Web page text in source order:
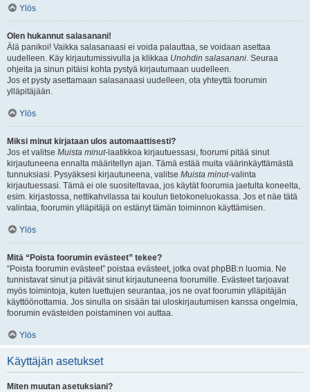
Ylös
Olen hukannut salasanani!
Älä panikoi! Vaikka salasanaasi ei voida palauttaa, se voidaan asettaa
uudelleen. Käy kirjautumissivulla ja klikkaa Unohdin salasanani. Seuraa
ohjeita ja sinun pitäisi kohta pystyä kirjautumaan uudelleen.
Jos et pysty asettamaan salasanaasi uudelleen, ota yhteyttä foorumin
ylläpitäjään.
Ylös
Miksi minut kirjataan ulos automaattisesti?
Jos et valitse Muista minut-laatikkoa kirjautuessasi, foorumi pitää sinut
kirjautuneena ennalta määritellyn ajan. Tämä estää muita väärinkäyttämästä
tunnuksiasi. Pysyäksesi kirjautuneena, valitse Muista minut-valinta
kirjautuessasi. Tämä ei ole suositeltavaa, jos käytät foorumia jaetulta koneelta,
esim. kirjastossa, nettikahvilassa tai koulun tietokoneluokassa. Jos et näe tätä
valintaa, foorumin ylläpitäjä on estänyt tämän toiminnon käyttämisen.
Ylös
Mitä “Poista foorumin evästeet” tekee?
“Poista foorumin evästeet” poistaa evästeet, jotka ovat phpBB:n luomia. Ne
tunnistavat sinut ja pitävät sinut kirjautuneena foorumille. Evästeet tarjoavat
myös toimintoja, kuten luettujen seurantaa, jos ne ovat foorumin ylläpitäjän
käyttöönottamia. Jos sinulla on sisään tai uloskirjautumisen kanssa ongelmia,
foorumin evästeiden poistaminen voi auttaa.
Ylös
Käyttäjän asetukset
Miten muutan asetuksiani?